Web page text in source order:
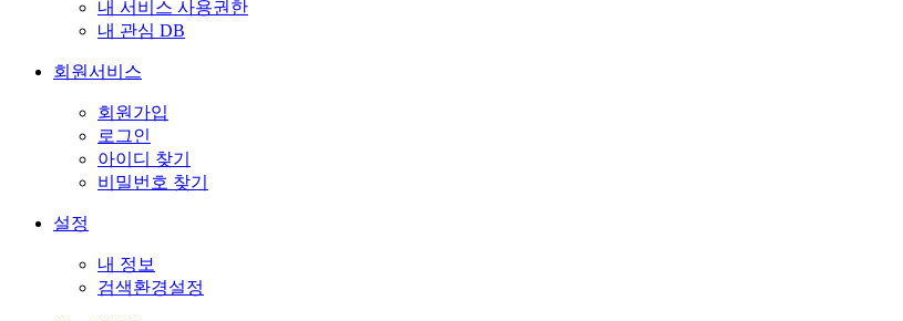
내 서비스 사용권한
내 관심 DB
회원서비스
회원가입
로그인
아이디 찾기
비밀번호 찾기
설정
내 정보
검색환경설정